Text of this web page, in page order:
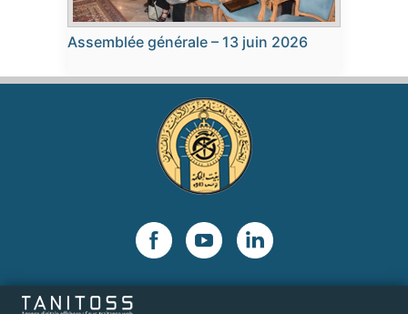
Assemblée générale – 13 juin 2026